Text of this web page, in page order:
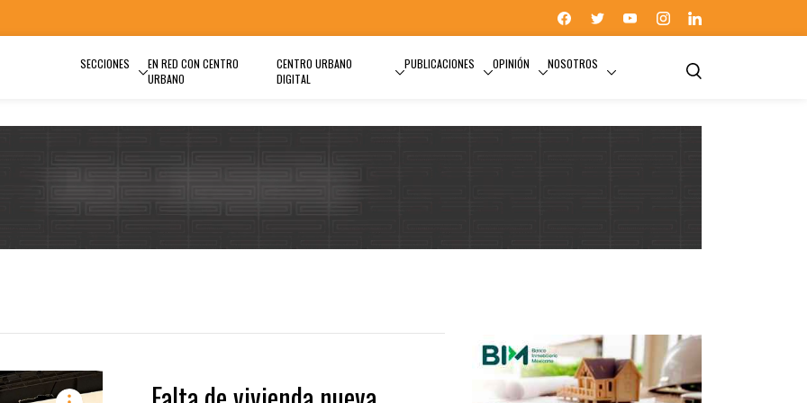
SECCIONES
EN RED CON CENTRO
URBANO
CENTRO URBANO
DIGITAL
PUBLICACIONES OPINIÓN NOSOTROS